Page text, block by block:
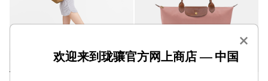
×
欢迎来到珑骧官方网上商店 — 中国